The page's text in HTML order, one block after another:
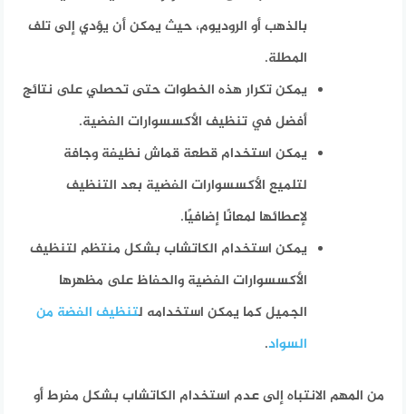
بالذهب أو الروديوم، حيث يمكن أن يؤدي إلى تلف
المطلة.
يمكن تكرار هذه الخطوات حتى تحصلي على نتائج
أفضل في تنظيف الأكسسوارات الفضية.
يمكن استخدام قطعة قماش نظيفة وجافة
لتلميع الأكسسوارات الفضية بعد التنظيف
لإعطائها لمعانًا إضافيًا.
يمكن استخدام الكاتشاب بشكل منتظم لتنظيف
الأكسسوارات الفضية والحفاظ على مظهرها
الجميل كما يمكن استخدامه لتنظيف الفضة من
السواد.
من المهم الانتباه إلى عدم استخدام الكاتشاب بشكل مفرط أو